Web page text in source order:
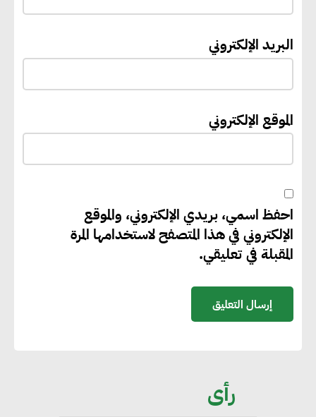
البريد الإلكتروني
الموقع الإلكتروني
احفظ اسمي، بريدي الإلكتروني، والموقع
الإلكتروني في هذا المتصفح لاستخدامها المرة
المقبلة في تعليقي.
رأى
لمدينتي المنيا ويوسف الصديق
النمو الحضري
مليون جنيه إسترليني لدعم توسع
المتجددة
جوجل تعلن إضافة 12 جيجاوات
من الطاقة النظيفة وتجنب انبعاث
أكسيد الكربون
2035